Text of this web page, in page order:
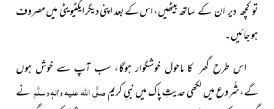
تو کچھ دیر ان کے ساتھبیٹھیں، اس کے بعد اپنی دیگر ایکٹیویٹی میں مصروف
ہو جائیں۔
اس طرح گھر کا ماحول خوشگوار ہوگا، سب آپ سے خوش ہوں
گے،شُروع میں لکھی حدیثِ پاک میں نبیِ کریمصلَّی اللہ علیہ واٰلہٖ وسلَّمنے